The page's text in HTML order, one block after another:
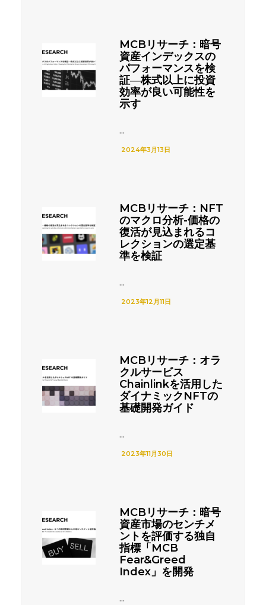
MCBリサーチ：暗号
資産インデックスの
パフォーマンスを検
証―株式以上に投資
効率が良い可能性を
示す
...
2024年3月13日
MCBリサーチ：NFT
のマクロ分析-価格の
復活が見込まれるコ
レクションの選定基
準を検証
...
2023年12月11日
MCBリサーチ：オラ
クルサービス
Chainlinkを活用した
ダイナミックNFTの
基礎開発ガイド
...
2023年11月30日
MCBリサーチ：暗号
資産市場のセンチメ
ントを評価する独自
指標「MCB
Fear&Greed
Index」を開発
...